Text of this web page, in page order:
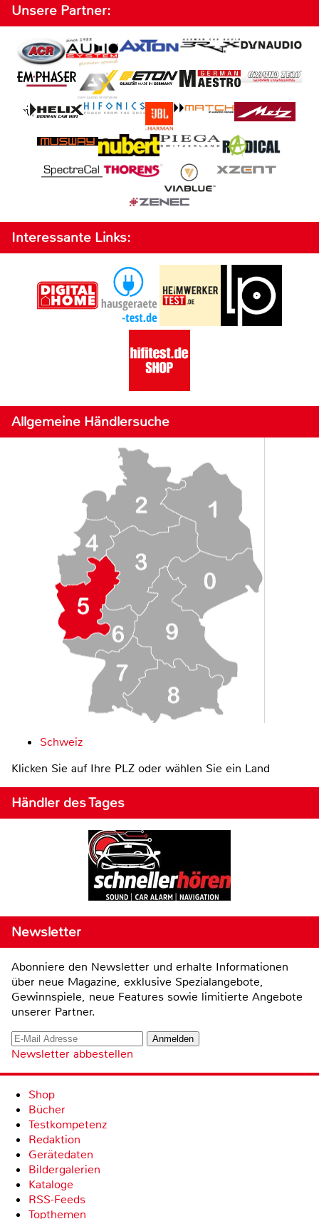
Unsere Partner:
Interessante Links:
Allgemeine Händlersuche
Schweiz
Klicken Sie auf Ihre PLZ oder wählen Sie ein Land
Händler des Tages
Newsletter
Abonniere den Newsletter und erhalte Informationen
über neue Magazine, exklusive Spezialangebote,
Gewinnspiele, neue Features sowie limitierte Angebote
unserer Partner.
Newsletter abbestellen
Shop
Bücher
Testkompetenz
Redaktion
Gerätedaten
Bildergalerien
Kataloge
RSS-Feeds
Topthemen